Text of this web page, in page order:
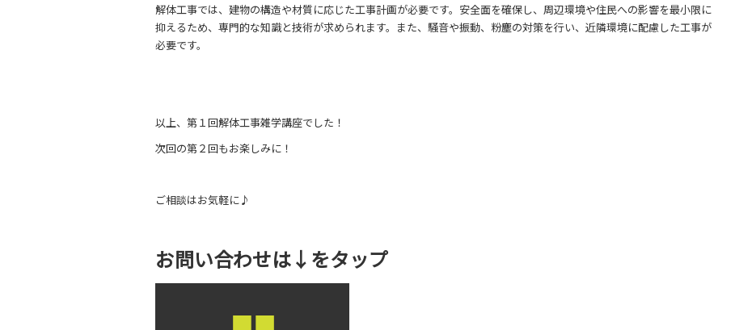
解体工事では、建物の構造や材質に応じた工事計画が必要です。安全面を確保し、周辺環境や住民への影響を最小限に
抑えるため、専門的な知識と技術が求められます。また、騒音や振動、粉塵の対策を行い、近隣環境に配慮した工事が
必要です。
以上、第１回解体工事雑学講座でした！
次回の第２回もお楽しみに！
ご相談はお気軽に♪
お問い合わせは↓をタップ